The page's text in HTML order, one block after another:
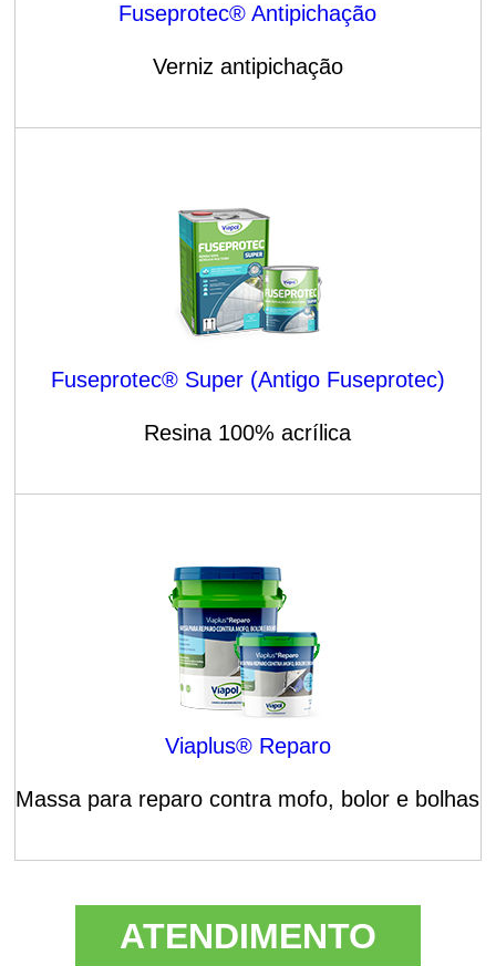
Fuseprotec® Antipichação
Verniz antipichação
Fuseprotec® Super (Antigo Fuseprotec)
Resina 100% acrílica
Viaplus® Reparo
Massa para reparo contra mofo, bolor e bolhas
ATENDIMENTO